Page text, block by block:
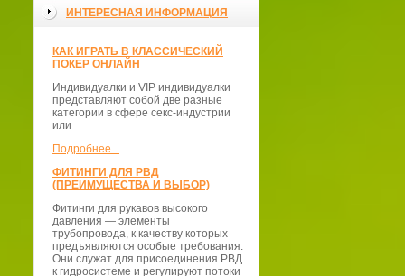
ИНТЕРЕСНАЯ ИНФОРМАЦИЯ
КАК ИГРАТЬ В КЛАССИЧЕСКИЙ
ПОКЕР ОНЛАЙН
Индивидуалки и VIP индивидуалки
представляют собой две разные
категории в сфере секс-индустрии
или
Подробнее...
ФИТИНГИ ДЛЯ РВД
(ПРЕИМУЩЕСТВА И ВЫБОР)
Фитинги для рукавов высокого
давления — элементы
трубопровода, к качеству которых
предъявляются особые требования.
Они служат для присоединения РВД
к гидросистеме и регулируют потоки